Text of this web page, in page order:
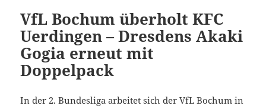
VfL Bochum überholt KFC
Uerdingen – Dresdens Akaki
Gogia erneut mit
Doppelpack
In der 2. Bundesliga arbeitet sich der VfL Bochum in